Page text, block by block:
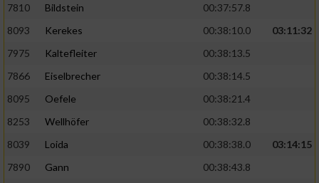
7810
Bildstein
00:37:57.8
8093
Kerekes 00:38:10.0
03:11:32
7975
Kaltefleiter
00:38:13.5
7866
Eiselbrecher
00:38:14.5
8095
Oefele
00:38:21.4
8253
Wellhöfer
00:38:32.8
8039
Loida 00:38:38.0
03:14:15
7890
Gann
00:38:43.8